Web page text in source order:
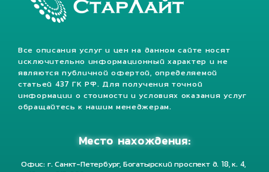
Все описания услуг и цен на данном сайте носят
исключительно информационный характер и не
являются публичной офертой, определяемой
статьей 437 ГК РФ. Для получения точной
информации о стоимости и условиях оказания услуг
обращайтесь к нашим менеджерам.
Место нахождения:
Офис: г. Санкт-Петербург, Богатырский проспект д. 18, к. 4,